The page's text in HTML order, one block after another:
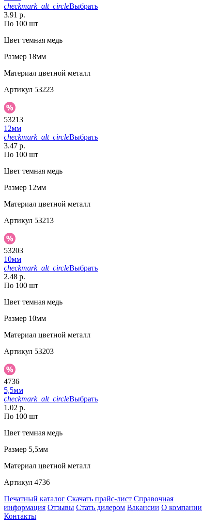
checkmark_alt_circleВыбрать
3.91 р.
По 100 шт
Цвет темная медь
Размер 18мм
Материал цветной металл
Артикул 53223
53213
12мм
checkmark_alt_circleВыбрать
3.47 р.
По 100 шт
Цвет темная медь
Размер 12мм
Материал цветной металл
Артикул 53213
53203
10мм
checkmark_alt_circleВыбрать
2.48 р.
По 100 шт
Цвет темная медь
Размер 10мм
Материал цветной металл
Артикул 53203
4736
5,5мм
checkmark_alt_circleВыбрать
1.02 р.
По 100 шт
Цвет темная медь
Размер 5,5мм
Материал цветной металл
Артикул 4736
Печатный каталог Скачать прайс-лист Справочная
информация Отзывы Стать дилером Вакансии О компании
Контакты